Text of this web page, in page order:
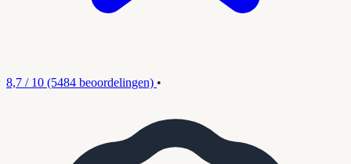
8,7 / 10 (5484 beoordelingen) •